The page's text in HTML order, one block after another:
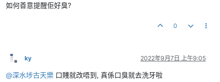
如何善意提醒佢好臭?
0
離線
ky 2022年9月7日 上午9:05
@深水埗古天樂 口賤就改唔到, 真係口臭就去洗牙啦